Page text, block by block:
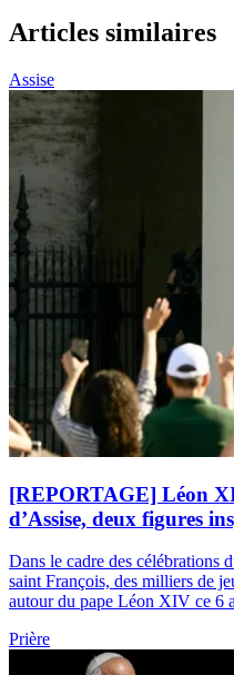
Articles similaires
Assise
[REPORTAGE] Léon
d’Assise, deux figures
Dans le cadre des célébrations
saint François, des milliers de
autour du pape Léon XIV ce 6
Prière